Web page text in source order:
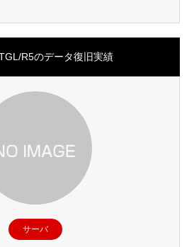
R5のデータ復旧実績
サーバ